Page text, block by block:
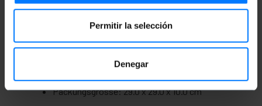
Permitir la selección
Denegar
Maße und Gewichte
Gewicht: 3.6 kg
Produktgröße (Breite x Tiefe x Höhe): 29.0 x
Anzahl der Produkte: 1
Packungsgrösse: 29.0 x 29.0 x 10.0 cm